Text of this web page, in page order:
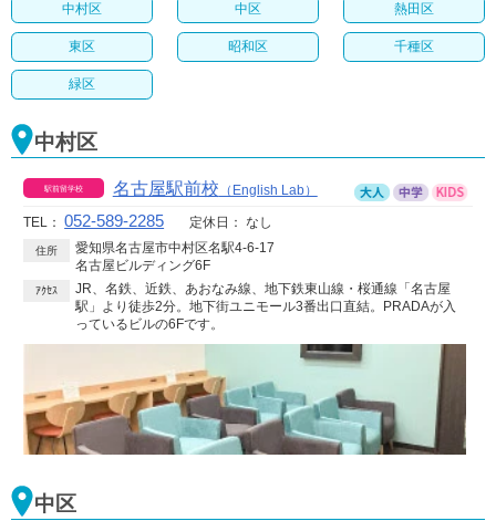
中村区 中区 熱田区
東区 昭和区 千種区
緑区
中村区
名古屋駅前校 （English Lab）
TEL： 052-589-2285 定休日： なし
住所
愛知県名古屋市中村区名駅4-6-17
名古屋ビルディング6F
ｱｸｾｽ
JR、名鉄、近鉄、あおなみ線、地下鉄東山線・桜通線「名古屋
駅」より徒歩2分。地下街ユニモール3番出口直結。PRADAが入
っているビルの6Fです。
中区